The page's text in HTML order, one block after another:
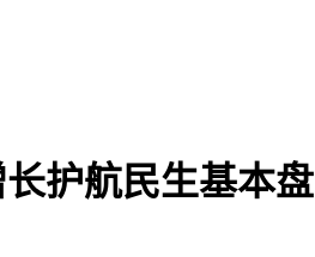
长护航民生基本盘